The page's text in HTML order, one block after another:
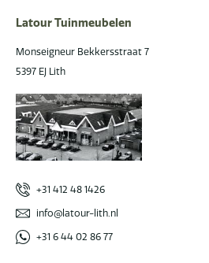
Latour Tuinmeubelen
Monseigneur Bekkersstraat 7
5397 EJ Lith
+31 412 48 1426
info@latour-lith.nl
+31 6 44 02 86 77